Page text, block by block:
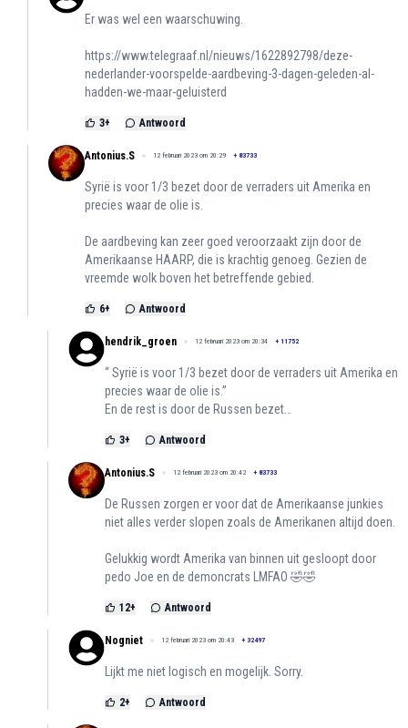
Er was wel een waarschuwing.
https://www.telegraaf.nl/nieuws/1622892798/deze-
nederlander-voorspelde-aardbeving-3-dagen-geleden-al-
hadden-we-maar-geluisterd
3+ Antwoord
Antonius.S 12 februari 2023 om 20:29 + 83733
Syrië is voor 1/3 bezet door de verraders uit Amerika en
precies waar de olie is.
De aardbeving kan zeer goed veroorzaakt zijn door de
Amerikaanse HAARP, die is krachtig genoeg. Gezien de
vreemde wolk boven het betreffende gebied.
6+ Antwoord
hendrik_groen 12 februari 2023 om 20:34 + 11752
“ Syrië is voor 1/3 bezet door de verraders uit Amerika en
precies waar de olie is.”
En de rest is door de Russen bezet…
3+ Antwoord
Antonius.S 12 februari 2023 om 20:42 + 83733
De Russen zorgen er voor dat de Amerikaanse junkies
niet alles verder slopen zoals de Amerikanen altijd doen.
Gelukkig wordt Amerika van binnen uit gesloopt door
pedo Joe en de demoncrats LMFAO 🤣🤣
12+ Antwoord
Nogniet 12 februari 2023 om 20:43 + 32497
Lijkt me niet logisch en mogelijk. Sorry.
2+ Antwoord